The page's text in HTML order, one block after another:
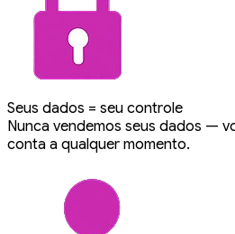
Seus dados = seu controle
Nunca vendemos seus dados —
conta a qualquer momento.